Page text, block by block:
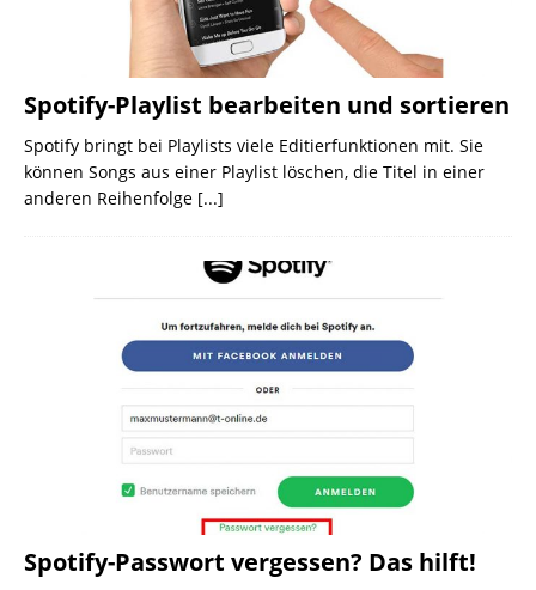
Spotify-Playlist bearbeiten und sortieren
Spotify bringt bei Playlists viele Editierfunktionen mit. Sie
können Songs aus einer Playlist löschen, die Titel in einer
anderen Reihenfolge [...]
Spotify-Passwort vergessen? Das hilft!